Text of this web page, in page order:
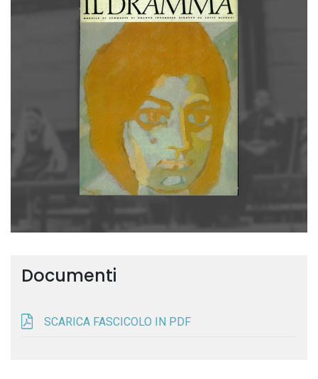
Documenti
SCARICA FASCICOLO IN PDF